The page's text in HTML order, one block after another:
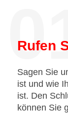
Rufen
Sagen Sie
ist und wie
ist. Den
können Sie